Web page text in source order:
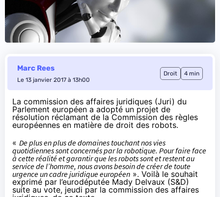
Marc Rees
Le 13 janvier 2017 à 13h00
Droit 4 min
La commission des affaires juridiques (Juri) du
Parlement européen a adopté un projet de
résolution réclamant de la Commission des règles
européennes en matière de droit des robots.
« De plus en plus de domaines touchant nos vies
quotidiennes sont concernés par la robotique. Pour faire face
à cette réalité et garantir que les robots sont et restent au
service de l’homme, nous avons besoin de créer de toute
urgence un cadre juridique européen ». Voilà le souhait
exprimé par l’eurodéputée Mady Delvaux (S&D)
suite au vote, jeudi par la commission des affaires